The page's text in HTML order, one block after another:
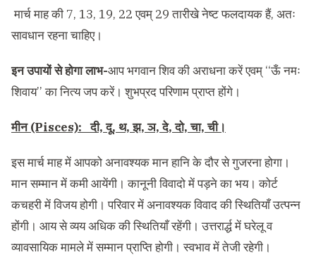
मार्च माह की 7, 13, 19, 22 एवम् 29 तारीखे नेष्ट फलदायक हैं, अतः
सावधान रहना चाहिए।
इन उपायों से होगा लाभ-आप भगवान शिव की अराधना करें एवम् ‘‘ऊँ नमः
शिवाय’’ का नित्य जप करें। शुभप्रद परिणाम प्राप्त होंगे।
मीन (Pisces): दी, दू, थ, झ, ञ, दे, दो, चा, ची।
इस मार्च माह में आपको अनावश्यक मान हानि के दौर से गुजरना होगा।
मान सम्मान में कमी आयेंगी। कानूनी विवादो में पड़ने का भय। कोर्ट
कचहरी में विजय होगी। परिवार में अनावश्यक विवाद की स्थितियाँ उत्पन्न
होंगी। आय से व्यय अधिक की स्थितियाँ रहेंगी। उत्तरार्द्ध में घरेलू व
व्यावसायिक मामले में सम्मान प्राप्ति होगी। स्वभाव में तेजी रहेगी।